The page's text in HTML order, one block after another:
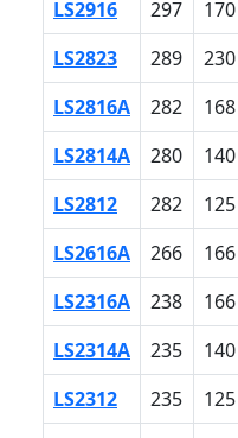
LS2916
297 170
LS2823
289 230
LS2816A
282 168
LS2814A
280 140
LS2812
282 125
LS2616A
266 166
LS2316A
238 166
LS2314A
235 140
LS2312
235 125